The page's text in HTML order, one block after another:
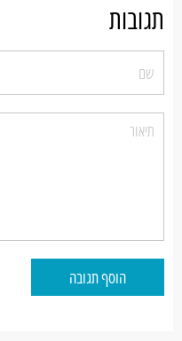
תגובות
הוסף תגובה